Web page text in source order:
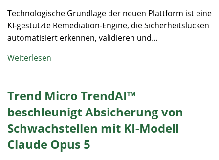
Technologische Grundlage der neuen Plattform ist eine
KI-gestützte Remediation-Engine, die Sicherheitslücken
automatisiert erkennen, validieren und...
Weiterlesen
Trend Micro TrendAI™
beschleunigt Absicherung von
Schwachstellen mit KI-Modell
Claude Opus 5